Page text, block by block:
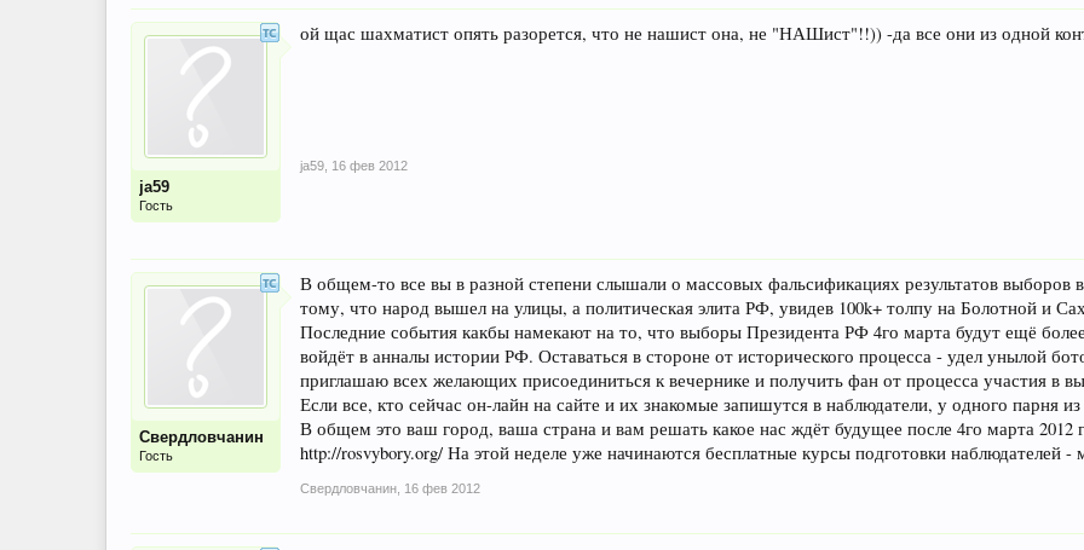
ja59
Гость
ой щас шахматист опять разорется, что не нашист она, не "НАШист"!!)) -да все они из одной
ja59 16 фев 2012
Свердловчанин
Гость
В общем-то все вы в разной степени слышали о массовых фальсификациях результатов выборов
тому, что народ вышел на улицы, а политическая элита РФ, увидев 100k+ толпу на Болотной и
Последние события какбы намекают на то, что выборы Президента РФ 4го марта будут ещё
войдёт в анналы истории РФ. Оставаться в стороне от исторического процесса - удел унылой
приглашаю всех желающих присоединиться к вечернике и получить фан от процесса участия в
Если все, кто сейчас он-лайн на сайте и их знакомые запишутся в наблюдатели, у одного парня
В общем это ваш город, ваша страна и вам решать какое нас ждёт будущее после 4го марта 2012
http://rosvybory.org/ На этой неделе уже начинаются бесплатные курсы подготовки наблюдателей
Свердловчанин 16 фев 2012